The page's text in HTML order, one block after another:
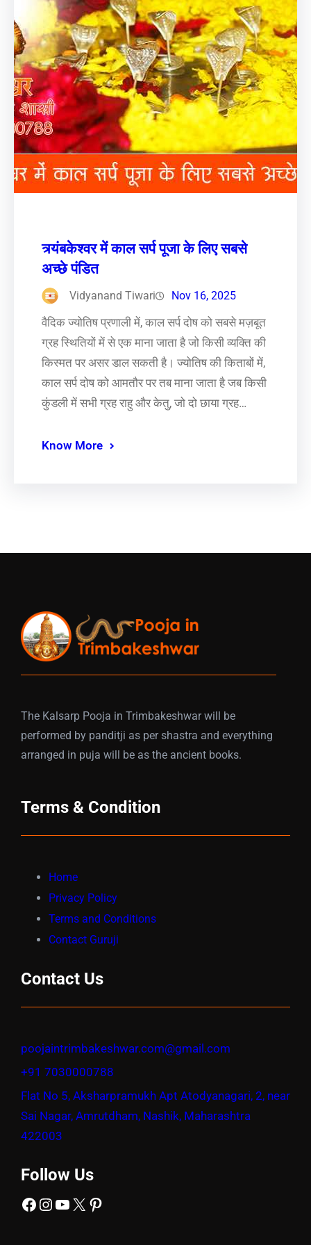
त्र्यंबकेश्वर में काल सर्प पूजा के लिए सबसे
अच्छे पंडित
Vidyanand Tiwari Nov 16, 2025
वैदिक ज्योतिष प्रणाली में, काल सर्प दोष को सबसे मज़बूत
ग्रह स्थितियों में से एक माना जाता है जो किसी व्यक्ति की
किस्मत पर असर डाल सकती है। ज्योतिष की किताबों में,
काल सर्प दोष को आमतौर पर तब माना जाता है जब किसी
कुंडली में सभी ग्रह राहु और केतु, जो दो छाया ग्रह…
Know More
The Kalsarp Pooja in Trimbakeshwar will be
performed by panditji as per shastra and everything
arranged in puja will be as the ancient books.
Terms & Condition
Home
Privacy Policy
Terms and Conditions
Contact Guruji
Contact Us
poojaintrimbakeshwar.com@gmail.com
+91 7030000788
Flat No 5, Aksharpramukh Apt Atodyanagari, 2, near
Sai Nagar, Amrutdham, Nashik, Maharashtra
422003
Follow Us
Facebook Instagram YouTube X Pinterest